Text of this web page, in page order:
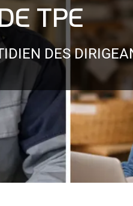
TPE
DES